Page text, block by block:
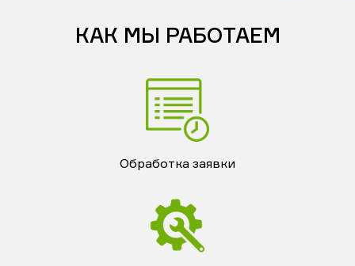
КАК МЫ РАБОТАЕМ
Обработка заявки